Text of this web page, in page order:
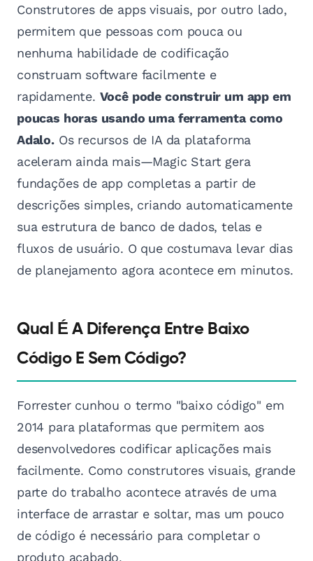
Construtores de apps visuais, por outro lado,
permitem que pessoas com pouca ou
nenhuma habilidade de codificação
construam software facilmente e
rapidamente. Você pode construir um app em
poucas horas usando uma ferramenta como
Adalo.Os recursos de IA da plataforma
aceleram ainda mais—Magic Start gera
fundações de app completas a partir de
descrições simples, criando automaticamente
sua estrutura de banco de dados, telas e
fluxos de usuário. O que costumava levar dias
de planejamento agora acontece em minutos.
Qual É A Diferença Entre Baixo
Código E Sem Código?
Forrester cunhou o termo "baixo código" em
2014 para plataformas que permitem aos
desenvolvedores codificar aplicações mais
facilmente. Como construtores visuais, grande
parte do trabalho acontece através de uma
interface de arrastar e soltar, mas um pouco
de código é necessário para completar o
produto acabado.